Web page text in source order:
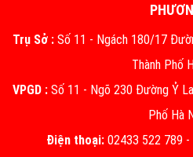
Trụ Sở : Số 11 - Ngách 180/17
Thành Phố
VPGD :Số 11 - Ngõ 230 Đường Ỷ
Phố Hà
Điện thoại:02433 522 789 -